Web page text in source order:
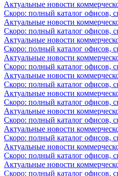
Актуальные новости
Скоро: полный каталог офисов,
Актуальные новости
Скоро: полный каталог офисов,
Актуальные новости
Скоро: полный каталог офисов,
Актуальные новости
Скоро: полный каталог офисов,
Актуальные новости
Скоро: полный каталог офисов,
Актуальные новости
Скоро: полный каталог офисов,
Актуальные новости
Скоро: полный каталог офисов,
Актуальные новости
Скоро: полный каталог офисов,
Актуальные новости
Скоро: полный каталог офисов,
Актуальные новости
Скоро: полный каталог офисов,